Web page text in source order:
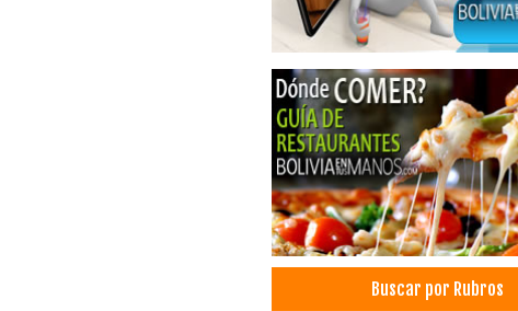
Buscar por Rubros